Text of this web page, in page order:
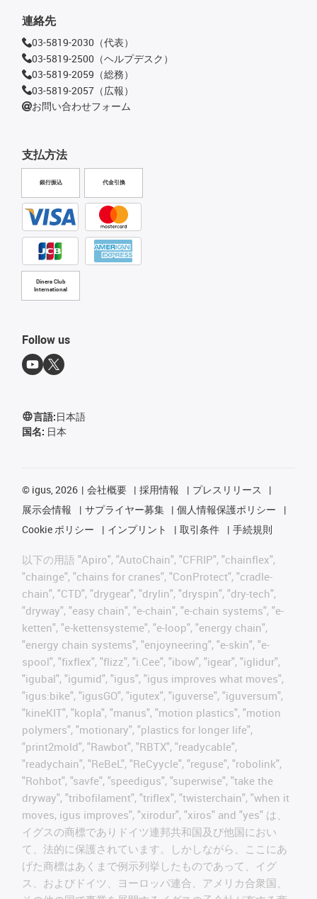
支払方法
銀行振込 代金引換
Diners Club
International
連絡先
03-5819-2030（代表）
03-5819-2500（ヘルプデスク）
03-5819-2059（総務）
03-5819-2057（広報）
お問い合わせフォーム
Follow us
言語:日本語
国名: 日本
© igus, 2026 会社概要 採用情報
プレスリリース
展示会情報
サプライヤー募集
個人情報保護ポリシー
Cookie ポリシー
インプリント 取引条件 手続規則
以下の用語 "Apiro", "AutoChain", "CFRIP", "chainflex",
"chainge", "chains for cranes", "ConProtect", "cradle-
chain", "CTD", "drygear", "drylin", "dryspin", "dry-tech",
"dryway", "easy chain", "e-chain", "e-chain systems", "e-
ketten", "e-kettensysteme", "e-loop", "energy chain",
"energy chain systems", "enjoyneering", "e-skin", "e-
spool", "fixflex", "flizz", "i.Cee", "ibow", "igear", "iglidur",
"igubal", "igumid", "igus", "igus improves what moves",
"igus:bike", "igusGO", "igutex", "iguverse", "iguversum",
"kineKIT", "kopla", "manus", "motion plastics", "motion
polymers", "motionary", "plastics for longer life",
"print2mold", "Rawbot", "RBTX", "readycable",
"readychain", "ReBeL", "ReCyycle", "reguse", "robolink",
"Rohbot", "savfe", "speedigus", "superwise", "take the
dryway", "tribofilament", "triflex", "twisterchain", "when it
moves, igus improves", "xirodur", "xiros" and "yes" は、
イグスの商標でありドイツ連邦共和国及び他国におい
て、法的に保護されています。しかしながら、ここにあ
げた商標はあくまで例示列挙したものであって、イグ
ス、およびドイツ、ヨーロッパ連合、アメリカ合衆国、